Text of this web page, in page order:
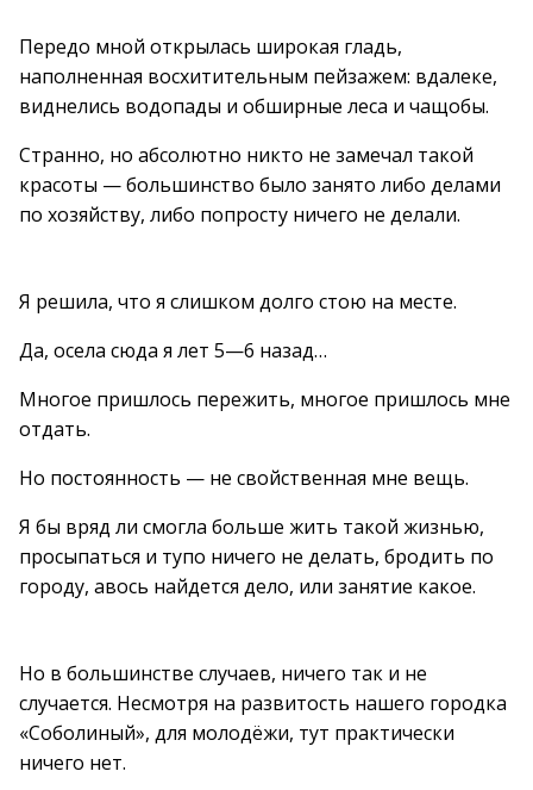
Передо мной открылась широкая гладь,
наполненная восхитительным пейзажем: вдалеке,
виднелись водопады и обширные леса и чащобы.
Странно, но абсолютно никто не замечал такой
красоты — большинство было занято либо делами
по хозяйству, либо попросту ничего не делали.
Я решила, что я слишком долго стою на месте.
Да, осела сюда я лет 5—6 назад…
Многое пришлось пережить, многое пришлось мне
отдать.
Но постоянность — не свойственная мне вещь.
Я бы вряд ли смогла больше жить такой жизнью,
просыпаться и тупо ничего не делать, бродить по
городу, авось найдется дело, или занятие какое.
Но в большинстве случаев, ничего так и не
случается. Несмотря на развитость нашего городка
«Соболиный», для молодёжи, тут практически
ничего нет.